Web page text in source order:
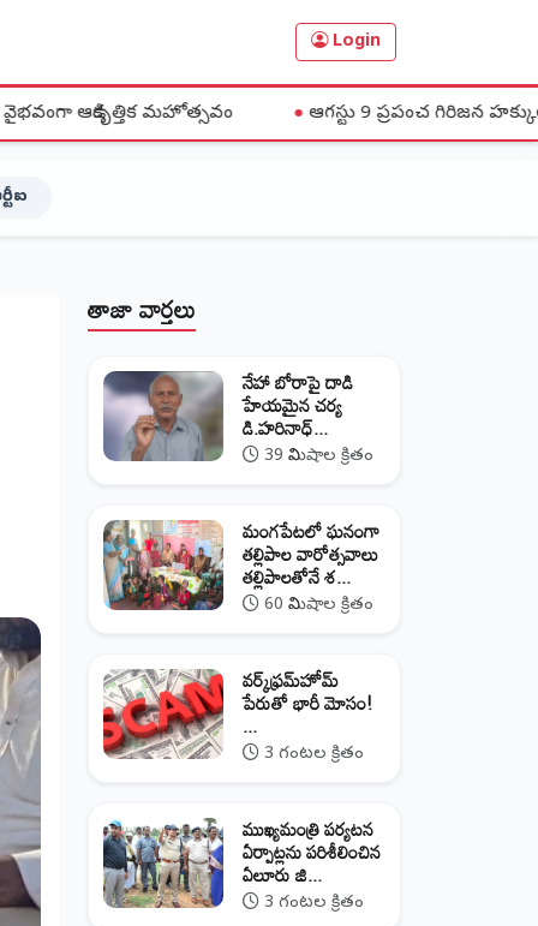
Login
మహోత్సవం ●ఆగస్టు 9 ప్రపంచ గిరిజన హక్కుల దినోత్సవాన్ని
తాజా వార్తలు
నేహా బోరాపై దాడి
హేయమైన చర్య
డి.హరినాధ్...
39 నిమిషాల క్రితం
మంగపేటలో ఘనంగా
తల్లిపాల వారోత్సవాలు
తల్లిపాలతోనే శ...
60 నిమిషాల క్రితం
వర్క్‌ఫ్రమ్‌హోమ్‌
పేరుతో భారీ మోసం!
...
3 గంటల క్రితం
ముఖ్యమంత్రి పర్యటన
ఏర్పాట్లను పరిశీలించిన
ఏలూరు జి...
3 గంటల క్రితం